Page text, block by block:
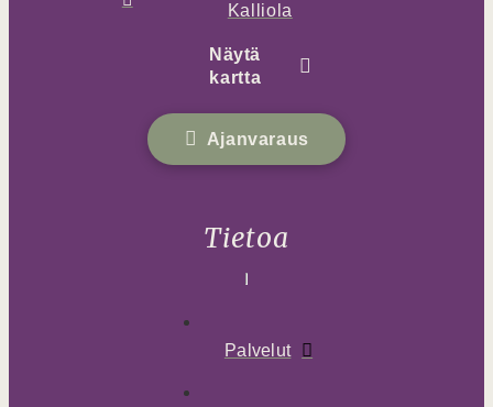
Kalliola
Näytä
kartta
Ajanvaraus
Tietoa
Palvelut